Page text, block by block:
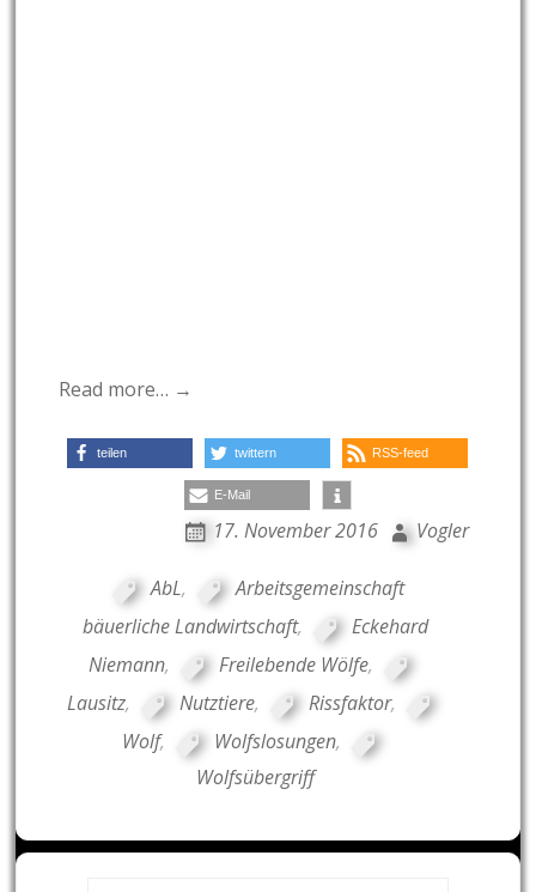
Read more… →
teilen twittern RSS-feed
E-Mail
17. November 2016 Vogler
AbL,
Arbeitsgemeinschaft
bäuerliche Landwirtschaft,
Eckehard
Niemann, Freilebende Wölfe,
Lausitz, Nutztiere, Rissfaktor,
Wolf, Wolfslosungen,
Wolfsübergriff